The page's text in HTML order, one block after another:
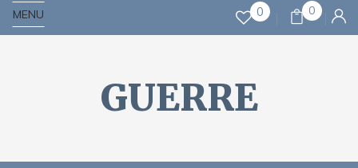
MENU 0 0
GUERRE